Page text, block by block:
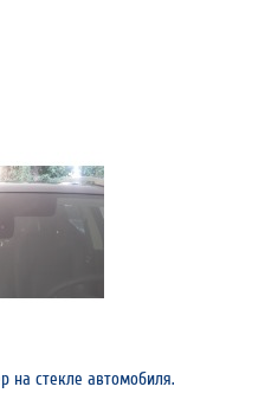
на стекле автомобиля.